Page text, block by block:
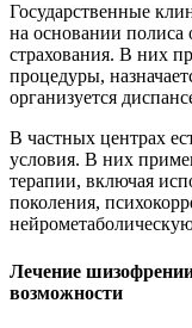
Государственные
на основании полиса
страхования. В них
процедуры,
организуется
В частных центрах
условия. В них
терапии, включая
поколения,
Лечение
возможности